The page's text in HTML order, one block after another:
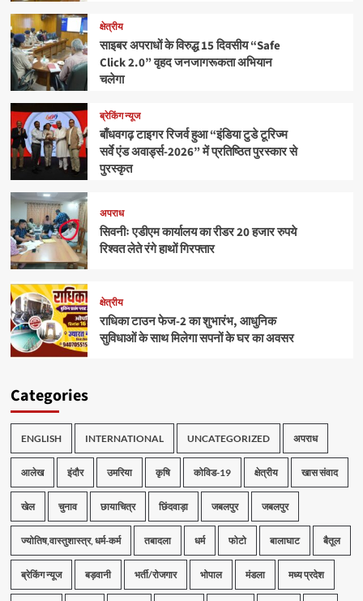
क्षेत्रीय
साइबर अपराधों के विरुद्ध 15 दिवसीय “Safe
Click 2.0” वृहद जनजागरूकता अभियान
चलेगा
ब्रेकिंग न्यूज
बाँधवगढ़ टाइगर रिजर्व हुआ “इंडिया टुडे टूरिज्म
सर्वे एंड अवार्ड्स-2026” में प्रतिष्ठित पुरस्कार से
पुरस्कृत
अपराध
सिवनीः एडीएम कार्यालय का रीडर 20 हजार रुपये
रिश्वत लेते रंगे हाथों गिरफ्तार
क्षेत्रीय
राधिका टाउन फेज-2 का शुभारंभ, आधुनिक
सुविधाओं के साथ मिलेगा सपनों के घर का अवसर
Categories
ENGLISH INTERNATIONAL UNCATEGORIZED अपराध
आलेख इंदौर उमरिया कृषि कोविड-19 क्षेत्रीय खास संवाद
खेल चुनाव छायाचित्र छिंदवाड़ा जबलपुर जबलपुर
ज्योतिष,वास्तुशास्त्र, धर्म-कर्म तबादला धर्म फोटो बालाघाट बैतूल
ब्रेकिंग न्यूज बड़वानी भर्ती/रोजगार भोपाल मंडला मध्य प्रदेश